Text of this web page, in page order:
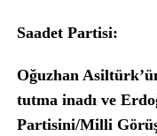
Saadet Partisi:
Oğuzhan
tutma inadı ve
Partisini/Milli